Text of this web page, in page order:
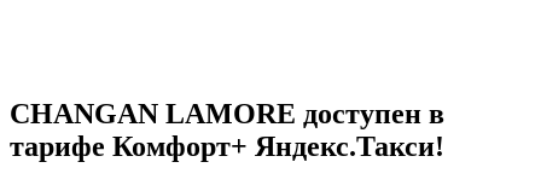
CHANGAN LAMORE доступен в
тарифе Комфорт+ Яндекс.Такси!